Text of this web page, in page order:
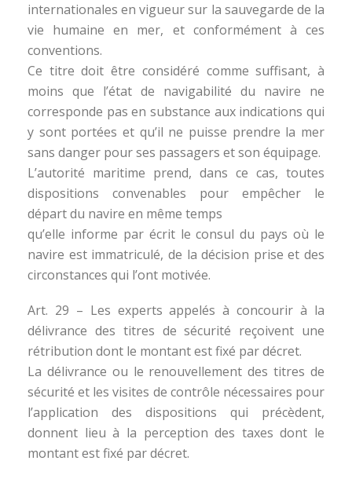
internationales en vigueur sur la sauvegarde de la
vie humaine en mer, et conformément à ces
conventions.
Ce titre doit être considéré comme suffisant, à
moins que l’état de navigabilité du navire ne
corresponde pas en substance aux indications qui
y sont portées et qu’il ne puisse prendre la mer
sans danger pour ses passagers et son équipage.
L’autorité maritime prend, dans ce cas, toutes
dispositions convenables pour empêcher le
départ du navire en même temps
qu’elle informe par écrit le consul du pays où le
navire est immatriculé, de la décision prise et des
circonstances qui l’ont motivée.
Art. 29 – Les experts appelés à concourir à la
délivrance des titres de sécurité reçoivent une
rétribution dont le montant est fixé par décret.
La délivrance ou le renouvellement des titres de
sécurité et les visites de contrôle nécessaires pour
l’application des dispositions qui précèdent,
donnent lieu à la perception des taxes dont le
montant est fixé par décret.